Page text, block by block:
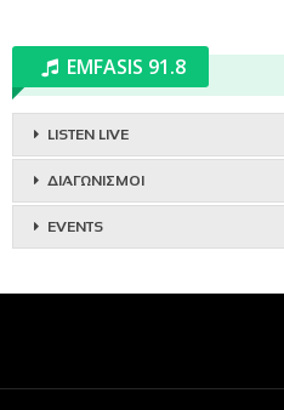
EMFASIS 91.8
LISTEN LIVE
ΔΙΑΓΩΝΙΣΜΟΙ
EVENTS